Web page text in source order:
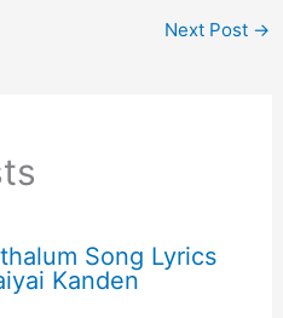
Next Post →
Song Lyrics
Kanden